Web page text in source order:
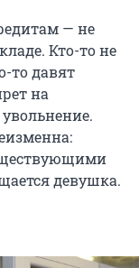
— не
Кто-то не
то давят
на
девушка.